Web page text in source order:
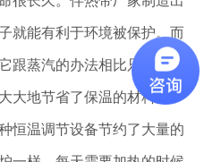
就能有利于环境被保护。而
跟蒸汽的办法相比只需要一
大地节省了保温的材料。
温调节设备节约了大量的